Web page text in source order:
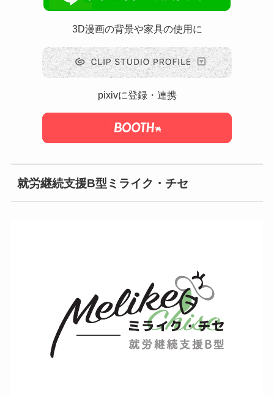
3D漫画の背景や家具の使用に
pixivに登録・連携
就労継続支援B型ミライク・チセ